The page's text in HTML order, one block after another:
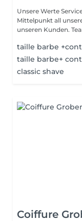
Unsere Werte Service: Die Exzellenz im Friseurdienst steht im
Mittelpunkt all
taille barbe
taille barbe+
classic shave
Coiffure